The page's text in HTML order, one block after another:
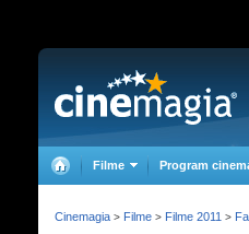
Filme Program
Cinemagia > Filme > Filme 2011 >